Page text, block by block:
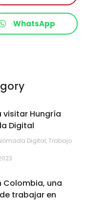
WhatsApp
visitar Hungría
Digital
Digital,Trabajo
Colombia, una
trabajar en